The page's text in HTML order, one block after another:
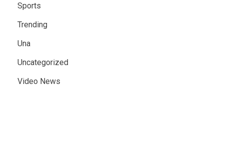
Sports
Trending
Una
Uncategorized
Video News